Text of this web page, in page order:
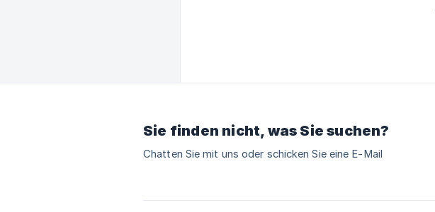
Sie finden nicht, was Sie suchen?
Chatten Sie mit uns oder schicken Sie eine E-Mail